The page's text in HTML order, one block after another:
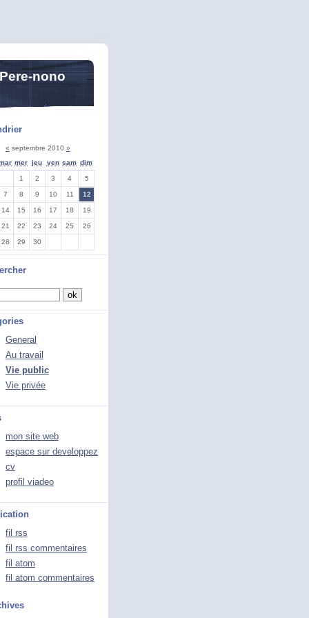
nono
« septembre 2010 »
mer jeu ven sam dim
1 2 3 4 5
7 8 9 10 11 12
14 15 16 17 18 19
21 22 23 24 25 26
28 29 30
General
Au travail
Vie public
Vie privée
mon site web
espace sur developpez
cv
profil viadeo
fil rss
fil rss commentaires
fil atom
fil atom commentaires